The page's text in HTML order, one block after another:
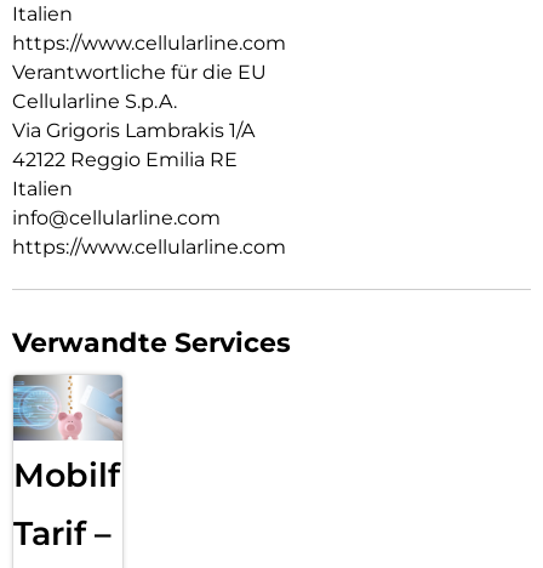
Italien
https://www.cellularline.com
Verantwortliche für die EU
Cellularline S.p.A.
Via Grigoris Lambrakis 1/A
42122 Reggio Emilia RE
Italien
info@cellularline.com
https://www.cellularline.com
Verwandte Services
Mobilfunk
Tarif –